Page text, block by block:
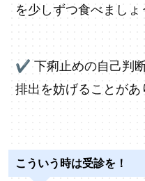
を少しずつ食べましょ
✔ 下痢止めの自己判
排出を妨げることがあ
こういう時は受診を！